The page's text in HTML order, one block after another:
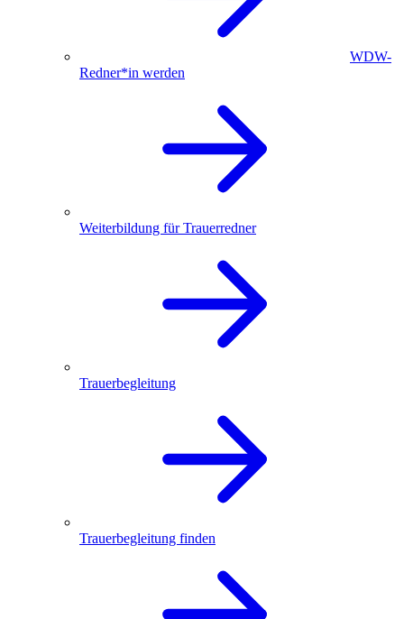
WDW-
Redner*in werden
Weiterbildung für Trauerredner
Trauerbegleitung
Trauerbegleitung finden